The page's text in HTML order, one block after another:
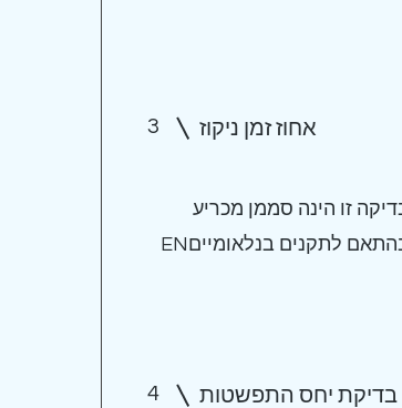
3 אחוז זמן ניקוז
זו הינה סממן מכריע
בתקינות ויציבות הקצףהבדיקה מתבצעת בהתאם לתקנים בנלאומייםEN
4 בדיקת יחס התפשטות